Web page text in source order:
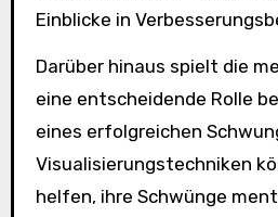
Einblicke in
Darüber hinaus spielt die
eine entscheidende Rolle
eines erfolgreichen
Visualisierungstechniken
helfen, ihre Schwünge